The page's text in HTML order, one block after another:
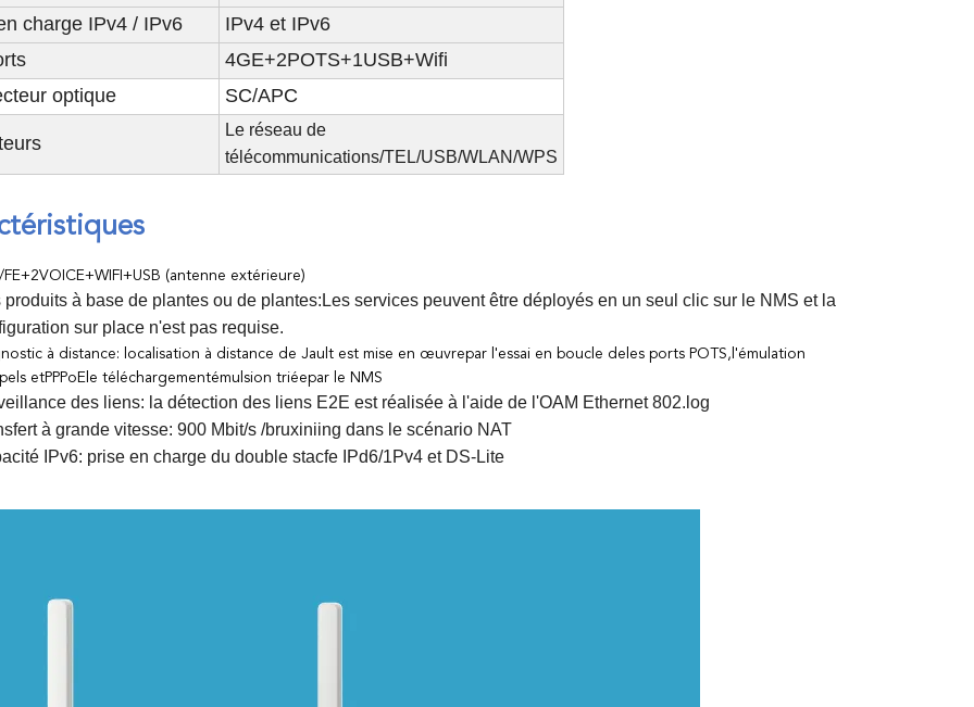
charge IPv4 / IPv6
IPv4 et IPv6
4GE+2POTS+1USB+Wifi
optique
SC/APC
Le réseau de
télécommunications/TEL/USB/WLAN/WPS
FE+2VOICE+WIFI+USB (antenne extérieure)
produits à base de plantes ou de plantes: Les services peuvent être déployés en un seul clic sur le NMS et la
sur place n'est pas requise.
à distance: localisation à distance de Jault est mise en œuvrepar l'essai en boucle de les ports POTS, l'émulation
etPPPoE le téléchargementémulsion triéepar le NMS
des liens: la détection des liens E2E est réalisée à l'aide de l'OAM Ethernet 802.log
à grande vitesse: 900 Mbit/s /bruxiniing dans le scénario NAT
IPv6: prise en charge du double stacfe IPd6/1Pv4 et DS-Lite